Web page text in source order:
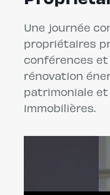
Une journée
propriétaires
conférences
rénovation
patrimoniale
immobilières.